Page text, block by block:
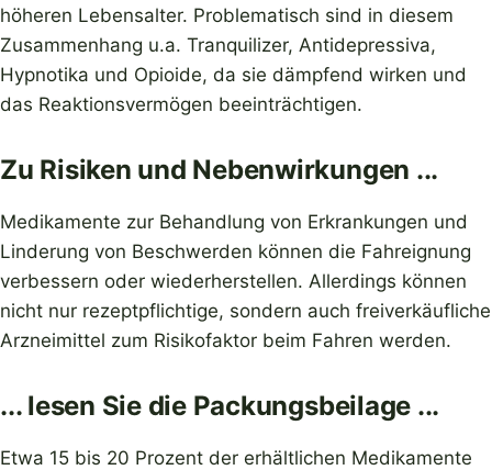
höheren Lebensalter. Problematisch sind in diesem
Zusammenhang u.a. Tranquilizer, Antidepressiva,
Hypnotika und Opioide, da sie dämpfend wirken und
das Reaktionsvermögen beeinträchtigen.
Zu Risiken und Nebenwirkungen ...
Medikamente zur Behandlung von Erkrankungen und
Linderung von Beschwerden können die Fahreignung
verbessern oder wiederherstellen. Allerdings können
nicht nur rezeptpflichtige, sondern auch freiverkäufliche
Arzneimittel zum Risikofaktor beim Fahren werden.
... lesen Sie die Packungsbeilage ...
Etwa 15 bis 20 Prozent der erhältlichen Medikamente